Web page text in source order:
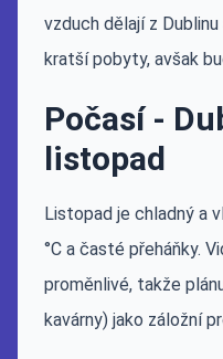
vzduch dělají z
kratší pobyty, avšak
Počasí -
listopad
Listopad je chladný a
°C a časté přeháňky.
proměnlivé, takže
kavárny) jako záložní